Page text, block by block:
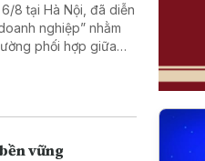
8 tại Hà Nội, đã diễn
nghiệp” nhằm
phối hợp giữa
vững